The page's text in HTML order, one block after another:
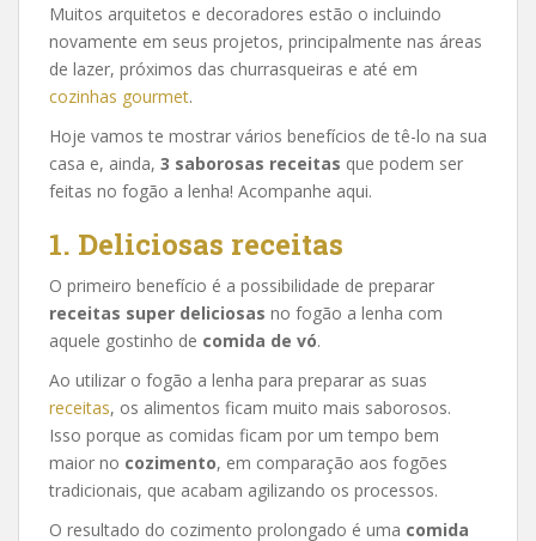
Muitos arquitetos e decoradores estão o incluindo
novamente em seus projetos, principalmente nas áreas
de lazer, próximos das churrasqueiras e até em
cozinhas gourmet.
Hoje vamos te mostrar vários benefícios de tê-lo na sua
casa e, ainda, 3 saborosas receitas que podem ser
feitas no fogão a lenha! Acompanhe aqui.
1. Deliciosas receitas
O primeiro benefício é a possibilidade de preparar
receitas super deliciosas no fogão a lenha com
aquele gostinho de comida de vó.
Ao utilizar o fogão a lenha para preparar as suas
receitas, os alimentos ficam muito mais saborosos.
Isso porque as comidas ficam por um tempo bem
maior no cozimento, em comparação aos fogões
tradicionais, que acabam agilizando os processos.
O resultado do cozimento prolongado é uma comida